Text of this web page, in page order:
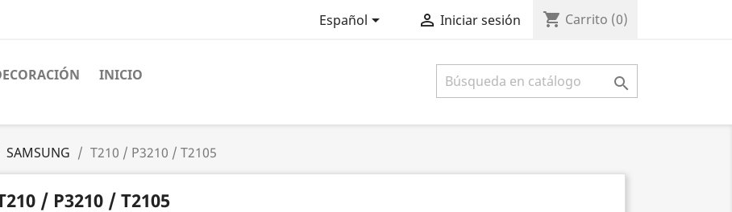
Español  Iniciar sesión shopping_cart Carrito (0)
INICIO 
SAMSUNG T210 / P3210 / T2105
/ P3210 / T2105